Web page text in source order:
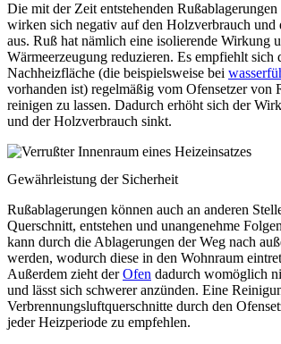
Die mit der Zeit entstehenden
wirken sich negativ auf den Holzverbrauch und
aus. Ruß hat nämlich eine isolierende Wirkung
Wärmeerzeugung reduzieren. Es empfiehlt sich
Nachheizfläche (die beispielsweise bei
vorhanden ist) regelmäßig vom Ofensetzer von
reinigen zu lassen. Dadurch erhöht sich der
und der Holzverbrauch sinkt.
Gewährleistung der Sicherheit
Rußablagerungen können auch an anderen
Querschnitt, entstehen und unangenehme
kann durch die Ablagerungen der Weg nach
werden, wodurch diese in den Wohnraum
Außerdem zieht derOfen dadurch womöglich
und lässt sich schwerer anzünden. Eine
Verbrennungsluftquerschnitte durch den
jeder Heizperiode zu empfehlen.